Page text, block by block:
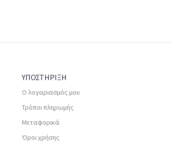
ΥΠΟΣΤΗΡΙΞΗ
Ο λογαριασμός μου
Τρόποι πληρωμής
Μεταφορικά
Όροι χρήσης